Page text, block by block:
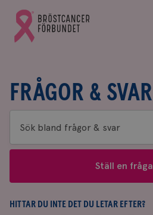
Gå
till
Bröstcancerförbundets
FRÅGOR & SVAR
Sök
bland
&
svar
Ställ en fråga
HITTAR DU INTE DET DU LETAR EFTER?